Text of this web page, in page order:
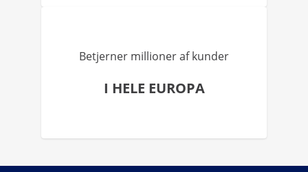
Betjerner millioner af kunder
I HELE EUROPA